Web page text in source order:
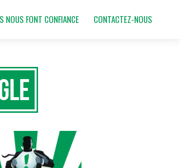
NOUS FONT CONFIANCE CONTACTEZ-NOUS